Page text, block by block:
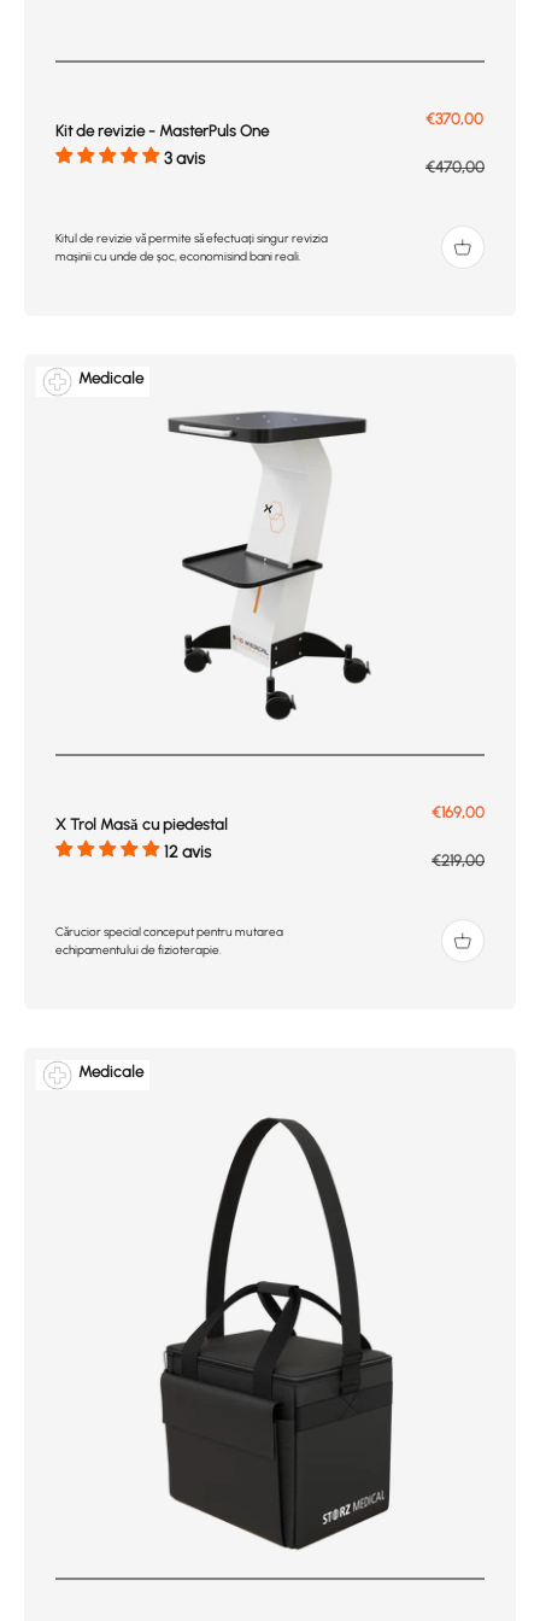
Kit de revizie - MasterPuls One
3 avis
Prix de vente
€370,00
Prix normal
€470,00
Kitul de revizie vă permite să efectuați singur revizia
mașinii cu unde de șoc, economisind bani reali.
Medicale
X Trol Masă cu piedestal
12 avis
Prix de vente
€169,00
Prix normal
€219,00
Cărucior special conceput pentru mutarea
echipamentului de fizioterapie.
Medicale